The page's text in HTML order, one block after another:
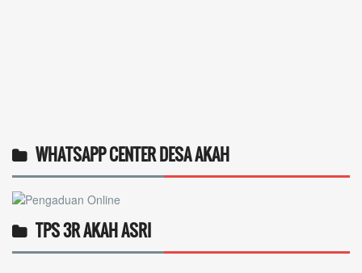
WHATSAPP CENTER DESA AKAH
TPS 3R AKAH ASRI